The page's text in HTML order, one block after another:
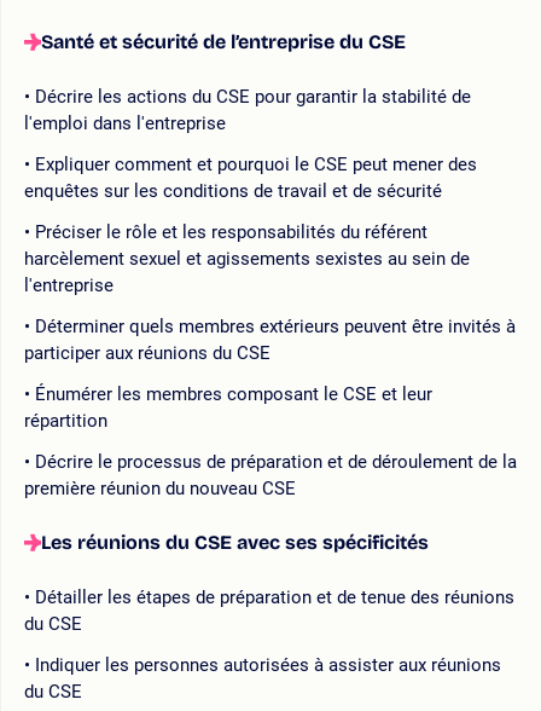
Santé et sécurité de l’entreprise du CSE
Décrire les actions du CSE pour garantir la stabilité de
l'emploi dans l'entreprise
Expliquer comment et pourquoi le CSE peut mener des
enquêtes sur les conditions de travail et de sécurité
Préciser le rôle et les responsabilités du référent
harcèlement sexuel et agissements sexistes au sein de
l'entreprise
Déterminer quels membres extérieurs peuvent être invités à
participer aux réunions du CSE
Énumérer les membres composant le CSE et leur
répartition
Décrire le processus de préparation et de déroulement de la
première réunion du nouveau CSE
Les réunions du CSE avec ses spécificités
Détailler les étapes de préparation et de tenue des réunions
du CSE
Indiquer les personnes autorisées à assister aux réunions
du CSE